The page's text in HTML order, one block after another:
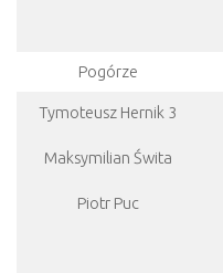
Pogórze
Tymoteusz Hernik 3
Maksymilian Świta
Piotr Puc